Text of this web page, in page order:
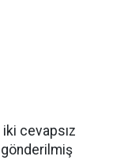
cevapsız
gönderilmiş